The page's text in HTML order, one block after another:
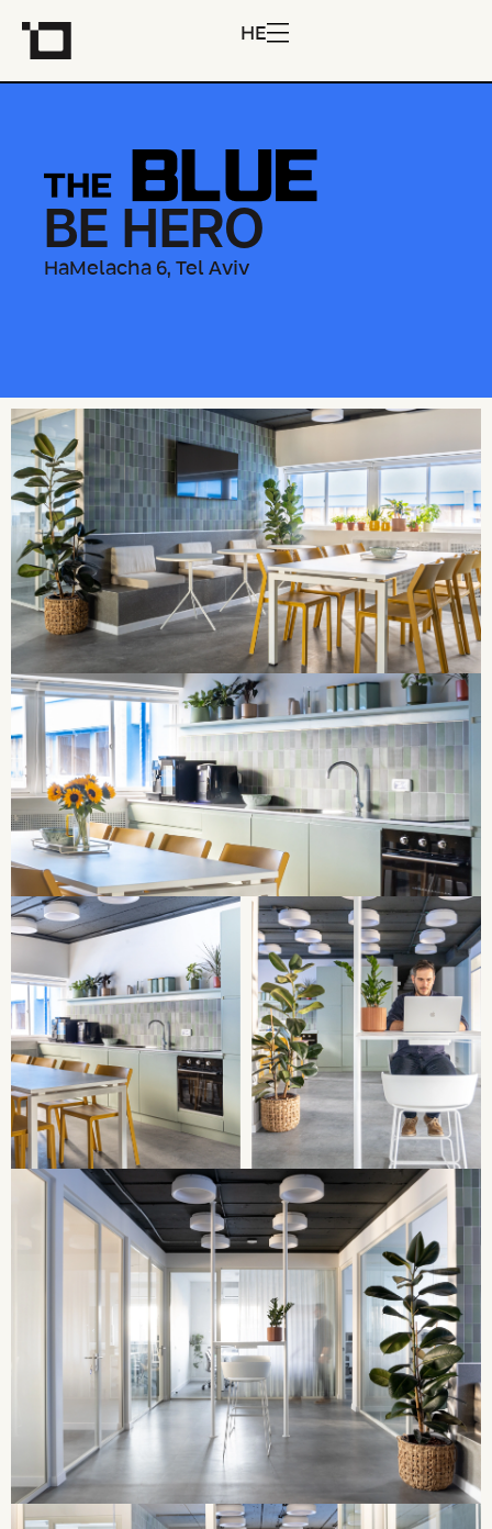
HE
BE HERO
HaMelacha 6, Tel Aviv